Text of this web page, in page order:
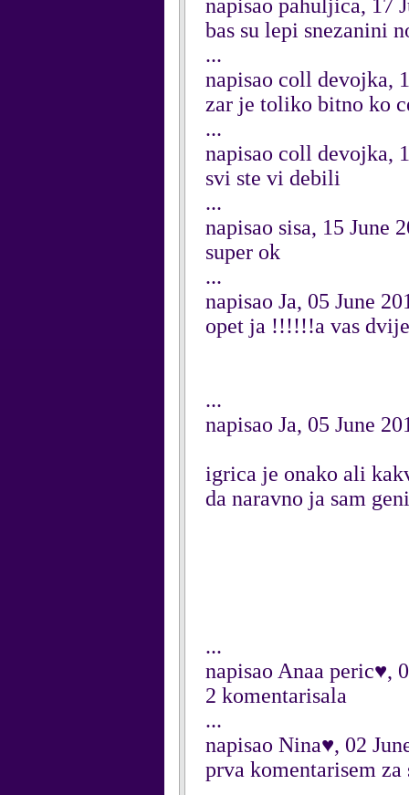
napisao pahuljica, 17
bas su lepi
...
napisao coll devojka,
zar je toliko bitno ko
...
napisao coll devojka,
svi ste vi debili
...
napisao sisa, 15 June
super ok
...
napisao Ja, 05 June
opet ja !!!!!!a vas
...
napisao Ja, 05 June
igrica je onako ali
da naravno ja sam
...
napisao Anaa peric♥,
2 komentarisala
...
napisao Nina♥, 02
prva komentarisem za